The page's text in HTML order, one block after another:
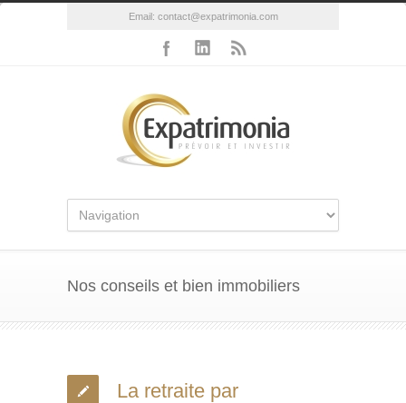
Email: contact@expatrimonia.com
Nos conseils et bien immobiliers
La retraite par